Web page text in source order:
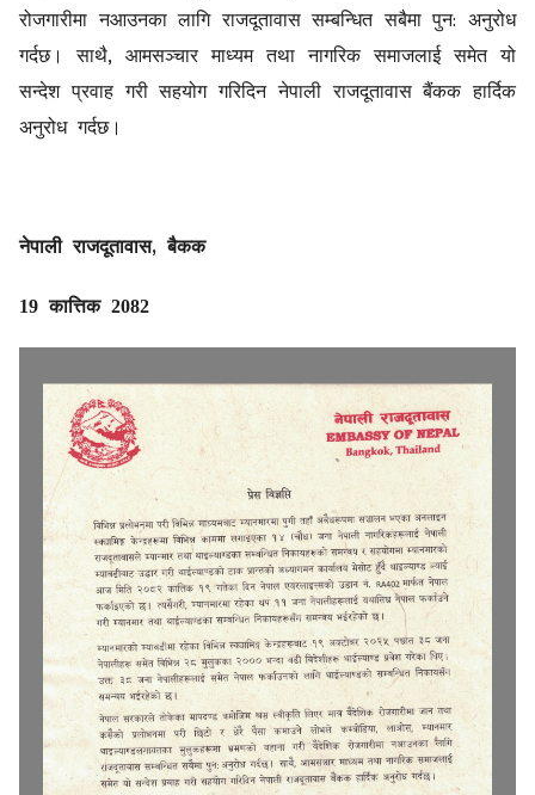
रोजगारीमा नआउनका लागि राजदूतावास सम्बन्धित सबैमा पुन:अनुरोध
गर्दछ। साथै, आमसञ्चार माध्यम तथा नागरिक समाजलाई समेत यो
सन्देश प्रवाह गरी सहयोग गरिदिन नेपाली राजदूतावास बैंकक हार्दिक
अनुरोध गर्दछ।
नेपाली राजदूतावास, बैकक
19 कात्तिक 2082